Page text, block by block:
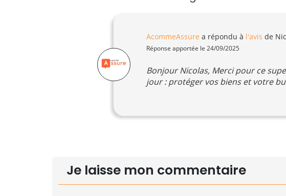
AcommeAssure a répondu à l'avis de
Réponse apportée le 24/09/2025
Bonjour Nicolas, Merci pour ce
jour : protéger vos biens et votre
Je laisse mon commentaire